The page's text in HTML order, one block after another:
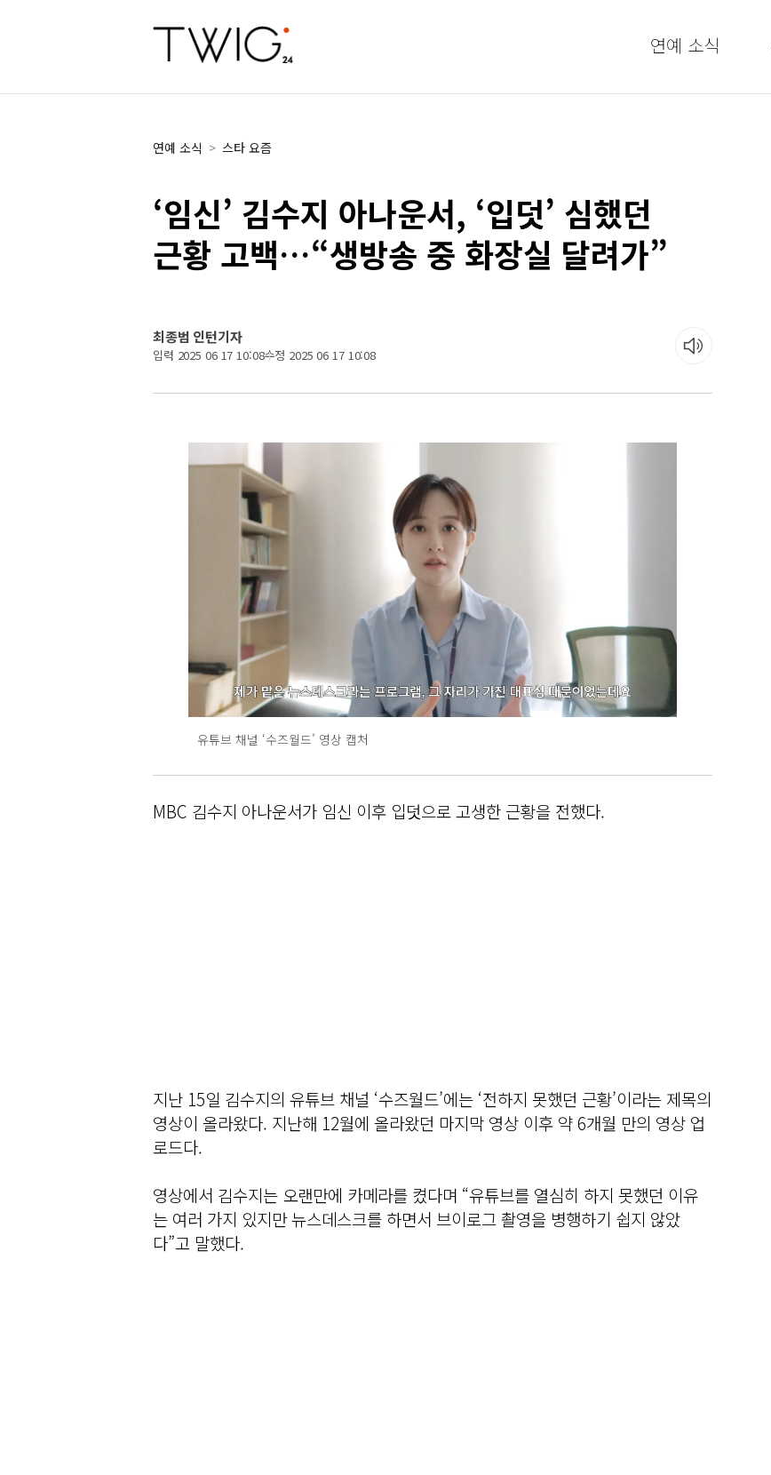
연예 소식
연예 소식 > 스타 요즘
‘임신’ 김수지 아나운서, ‘입덧’ 심했던
근황 고백…“생방송 중 화장실 달려가”
최종범 인턴기자
입력 2025 06 17 10:08수정 2025 06 17 10:08
유튜브 채널 ‘수즈월드’ 영상 캡처
MBC 김수지 아나운서가 임신 이후 입덧으로 고생한 근황을 전했다.
지난 15일 김수지의 유튜브 채널 ‘수즈월드’에는 ‘전하지 못했던 근황’이라는 제목의
영상이 올라왔다. 지난해 12월에 올라왔던 마지막 영상 이후 약 6개월 만의 영상 업
로드다.
영상에서 김수지는 오랜만에 카메라를 켰다며 “유튜브를 열심히 하지 못했던 이유
는 여러 가지 있지만 뉴스데스크를 하면서 브이로그 촬영을 병행하기 쉽지 않았
다”고 말했다.